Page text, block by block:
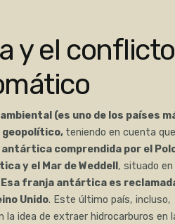
y el conflicto
(es uno de los países
geopolítico, teniendo en cuenta que
antártica comprendida por el
y el Mar de Weddell , situado en
Esa franja antártica es
Unido. Este último país, incluso,
idea de extraer hidrocarburos en